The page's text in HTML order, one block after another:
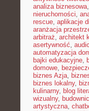
analiza biznesowa,
nieruchomości,
rescue, aplikacje
aranżacja
arbitraż, architekt
asertywność,
automatyzacja
bajki edukacyjne,
domowe,
biznes Azja,
biznes lokalny,
kulinarny, blog
wizualny,
artystyczna,